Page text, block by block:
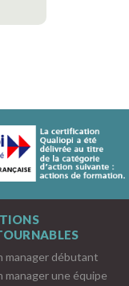
manager débutant
manager une équipe